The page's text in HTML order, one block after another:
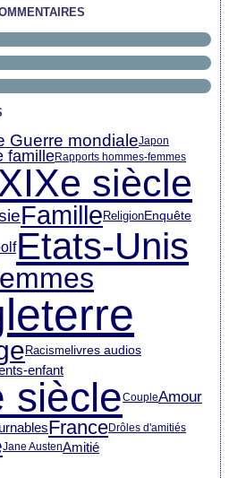
Guerre mondialeJapon
familleRapports hommes-femmes
XIXe siècle
FamilleReligionEnquête
Etats-Unis
Racismelivres audios
enfant
siècleCoupleAmour
FranceDrôles d'amitiés
Jane AustenAmitié